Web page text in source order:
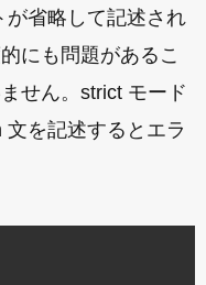
が省略して記述され
にも問題があるこ
せん。strict モード
を記述するとエラ